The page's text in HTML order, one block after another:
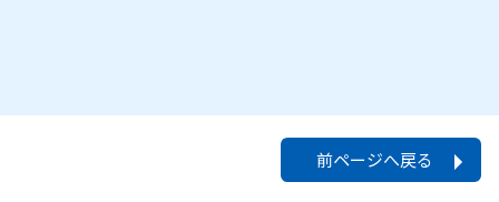
前ページへ戻る